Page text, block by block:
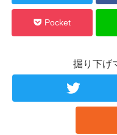
Pocket
掘り下げ